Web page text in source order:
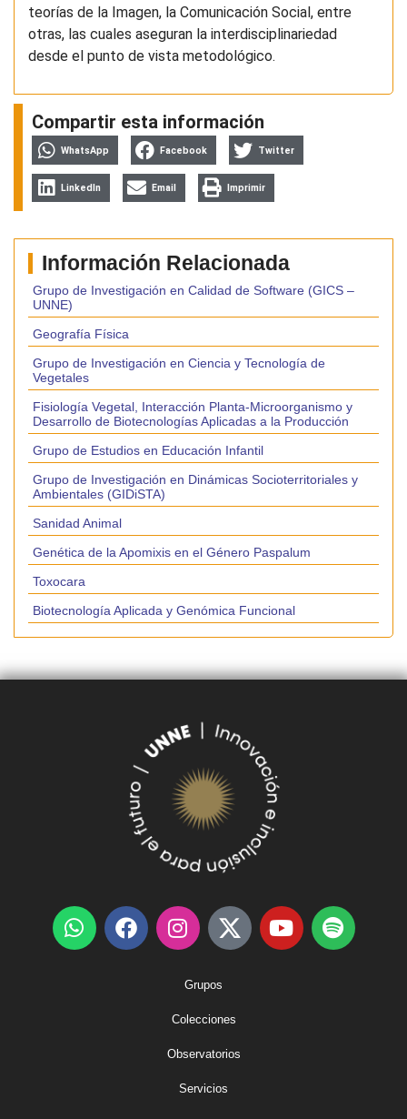
teorías de la Imagen, la Comunicación Social, entre
otras, las cuales aseguran la interdisciplinariedad
desde el punto de vista metodológico.
Compartir esta información
WhatsApp Facebook Twitter
LinkedIn Email Imprimir
Información Relacionada
Grupo de Investigación en Calidad de Software (GICS –
UNNE)
Geografía Física
Grupo de Investigación en Ciencia y Tecnología de
Vegetales
Fisiología Vegetal, Interacción Planta-Microorganismo y
Desarrollo de Biotecnologías Aplicadas a la Producción
Grupo de Estudios en Educación Infantil
Grupo de Investigación en Dinámicas Socioterritoriales y
Ambientales (GIDiSTA)
Sanidad Animal
Genética de la Apomixis en el Género Paspalum
Toxocara
Biotecnología Aplicada y Genómica Funcional
Grupos
Colecciones
Observatorios
Servicios